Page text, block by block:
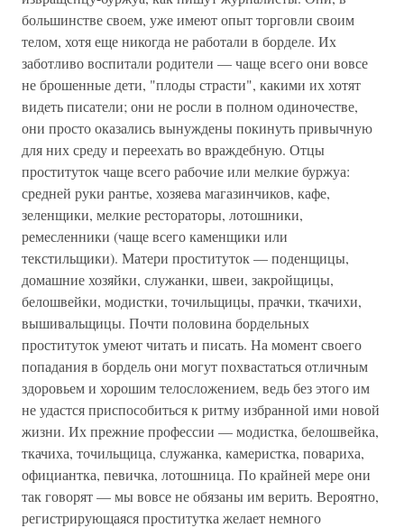
большинстве своем, уже имеют опыт торговли своим
телом, хотя еще никогда не работали в борделе. Их
заботливо воспитали родители — чаще всего они вовсе
не брошенные дети, "плоды страсти", какими их хотят
видеть писатели; они не росли в полном одиночестве,
они просто оказались вынуждены покинуть привычную
для них среду и переехать во враждебную. Отцы
проституток чаще всего рабочие или мелкие буржуа:
средней руки рантье, хозяева магазинчиков, кафе,
зеленщики, мелкие рестораторы, лотошники,
ремесленники (чаще всего каменщики или
текстильщики). Матери проституток — поденщицы,
домашние хозяйки, служанки, швеи, закройщицы,
белошвейки, модистки, точильщицы, прачки, ткачихи,
вышивальщицы. Почти половина бордельных
проституток умеют читать и писать. На момент своего
попадания в бордель они могут похвастаться отличным
здоровьем и хорошим телосложением, ведь без этого им
не удастся приспособиться к ритму избранной ими новой
жизни. Их прежние профессии — модистка, белошвейка,
ткачиха, точильщица, служанка, камеристка, повариха,
официантка, певичка, лотошница. По крайней мере они
так говорят — мы вовсе не обязаны им верить. Вероятно,
регистрирующаяся проститутка желает немного